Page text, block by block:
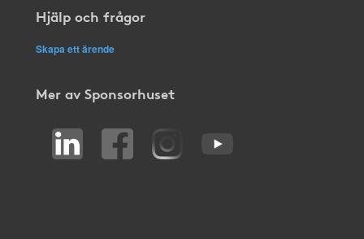
Hjälp och frågor
Skapa ett ärende
Mer av Sponsorhuset